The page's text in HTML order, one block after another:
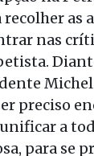
as
nas
preciso
a
para se